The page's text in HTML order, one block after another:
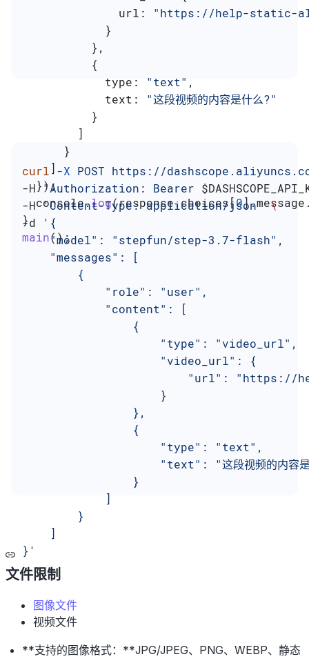
              url:
"https://help-static-
            }
          },
          {
            type:
"text" ,
            text:
"这段视频的内容是什么?"
          }
        ]
      }
    ]
  });
  console
.log(response. choices[0].message
}
main();
curl -X POST https://
-H "Authorization: Bearer
-H 'Content-Type: application/json' \
-d
'{
    "model": "stepfun/step-3.7-flash",
    "messages": [
        {
            "role": "user",
            "content": [
                {
                    "type": "video_url",
                    "video_url": {
"url": "https://
                    }
                },
                {
                    "type": "text",
"text": "这段视频的内容
                }
            ]
        }
    ]
}'
文件限制
图像文件
视频文件
**支持的图像格式：**JPG/JPEG、PNG、WEBP、静态